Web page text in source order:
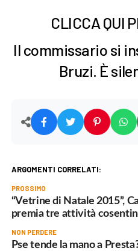
CLICCA QUI
Il commissario si
Bruzi. È
ARGOMENTI CORRELATI:
PROSSIMO
“Vetrine di Natale 2015”,
premia tre attività
NON PERDERE
Pse tende la mano a